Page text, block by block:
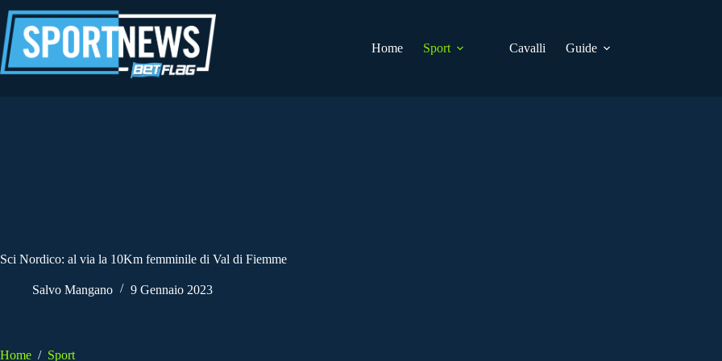
al
contenuto
Home
Sport Cavalli Guide
Sci Nordico: al via la 10Km femminile di Val di Fiemme
Salvo Mangano 9 Gennaio 2023
Home / Sport